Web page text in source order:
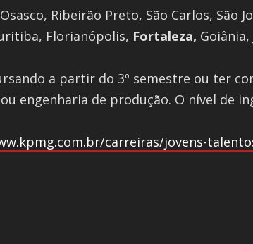
Osasco, Ribeirão Preto, São Carlos,
Florianópolis, Fortaleza,
a partir do 3º semestre ou ter
engenharia de produção. O nível de
carreiras/jovens-